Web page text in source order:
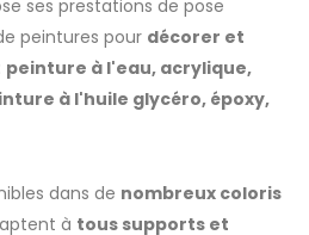
ses prestations de pose
peintures pour décorer et
peinture à l'eau, acrylique,
à l'huile glycéro, époxy,
dans de nombreux coloris
à tous supports et